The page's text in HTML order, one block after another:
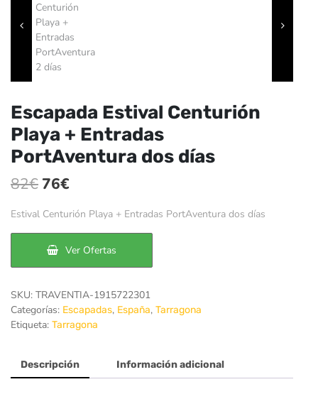
Escapada Estival Centurión
Playa + Entradas
PortAventura dos días
82€El
precio
era:
82€.
76€
precio
es:
76€.
Estival Centurión Playa + Entradas PortAventura dos días
Ver Ofertas
SKU: TRAVENTIA-1915722301
Categorías: Escapadas, España, Tarragona
Etiqueta: Tarragona
Descripción Información adicional